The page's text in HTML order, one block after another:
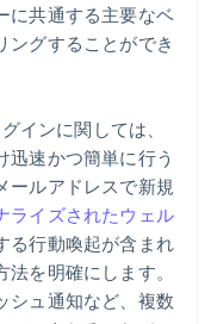
に共通する主要なベ
ングすることができ
インに関しては、
迅速かつ簡単に行う
ールアドレスで新規
ライズされたウェル
る行動喚起が含まれ
を明確にします。
シュ通知など、複数